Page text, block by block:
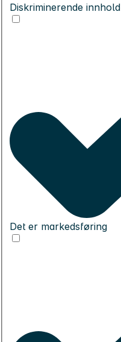
Diskriminerende innhold
Det er markedsføring